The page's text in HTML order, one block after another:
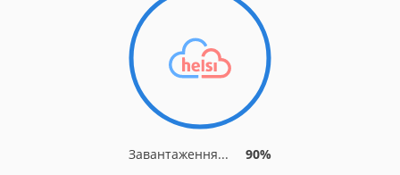
Завантаження... 90%